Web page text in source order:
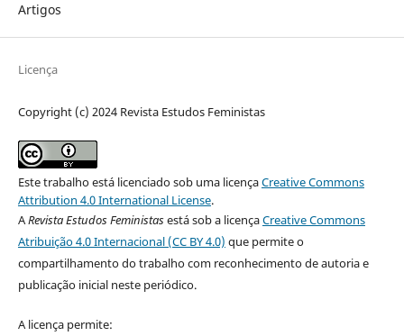
Artigos
Licença
Copyright (c) 2024 Revista Estudos Feministas
Este trabalho está licenciado sob uma licençaCreative Commons
Attribution 4.0 International License.
ARevista Estudos Feministasestá sob a licençaCreative Commons
Atribuição 4.0 Internacional (CC BY 4.0) que permite o
compartilhamento do trabalho com reconhecimento de autoria e
publicação inicial neste periódico.
A licença permite: